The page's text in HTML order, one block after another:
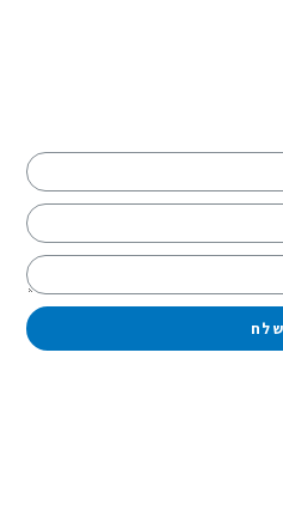
שלח